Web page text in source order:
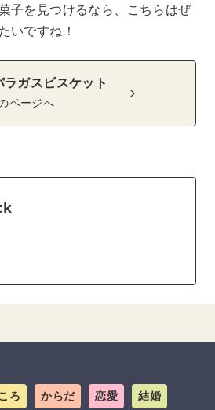
子を見つけるなら、こちらはぜ
いですね！
ラガスビスケット
ページへ
ろ からだ 恋愛 結婚